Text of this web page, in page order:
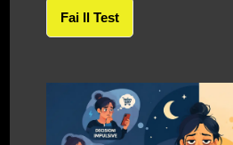
Fai Il Test